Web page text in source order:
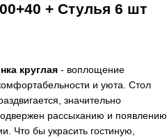
+ Стулья 6 шт
круглая - воплощение
и уюта. Стол
значительно
рассыханию и появлению
Что бы украсить гостиную,